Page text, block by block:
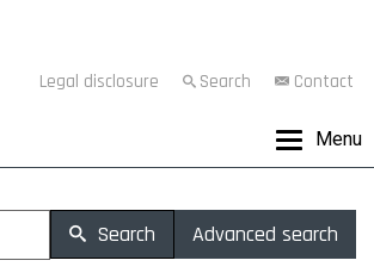
Legal disclosure Search Contact
Menu
Search Advanced search